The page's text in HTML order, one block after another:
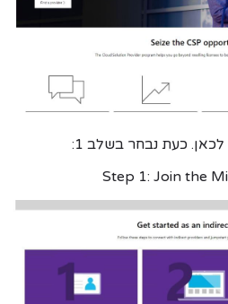
לכאן. כעת נבחר בשלב 1
Step 1: Join the